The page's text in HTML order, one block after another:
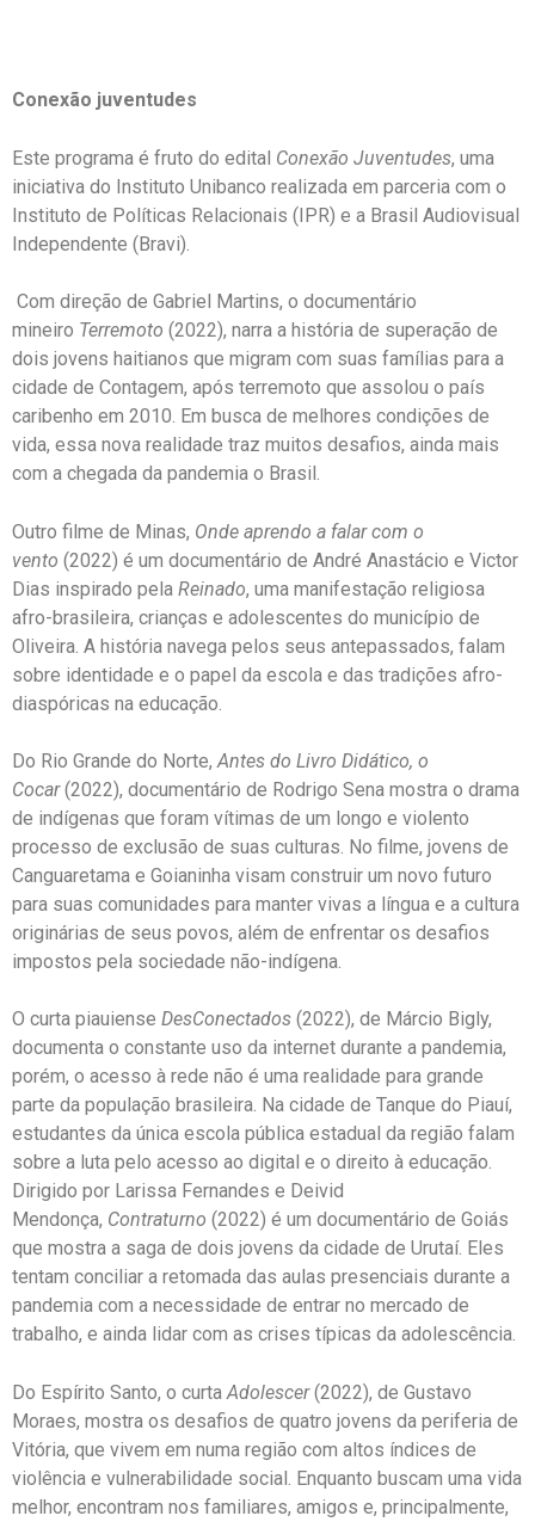
Conexão juventudes
Este programa é fruto do edital Conexão Juventudes, uma
iniciativa do Instituto Unibanco realizada em parceria com o
Instituto de Políticas Relacionais (IPR) e a Brasil Audiovisual
Independente (Bravi).
Com direção de Gabriel Martins, o documentário
mineiro Terremoto (2022), narra a história de superação de
dois jovens haitianos que migram com suas famílias para a
cidade de Contagem, após terremoto que assolou o país
caribenho em 2010. Em busca de melhores condições de
vida, essa nova realidade traz muitos desafios, ainda mais
com a chegada da pandemia o Brasil.
Outro filme de Minas, Onde aprendo a falar com o
vento (2022) é um documentário de André Anastácio e Victor
Dias inspirado pela Reinado, uma manifestação religiosa
afro-brasileira, crianças e adolescentes do município de
Oliveira. A história navega pelos seus antepassados, falam
sobre identidade e o papel da escola e das tradições afro-
diaspóricas na educação.
Do Rio Grande do Norte,Antes do Livro Didático, o
Cocar(2022), documentário de Rodrigo Sena mostra o drama
de indígenas que foram vítimas de um longo e violento
processo de exclusão de suas culturas. No filme, jovens de
Canguaretama e Goianinha visam construir um novo futuro
para suas comunidades para manter vivas a língua e a cultura
originárias de seus povos, além de enfrentar os desafios
impostos pela sociedade não-indígena.
O curta piauiense DesConectados (2022), de Márcio Bigly,
documenta o constante uso da internet durante a pandemia,
porém, o acesso à rede não é uma realidade para grande
parte da população brasileira. Na cidade de Tanque do Piauí,
estudantes da única escola pública estadual da região falam
sobre a luta pelo acesso ao digital e o direito à educação.
Dirigido por Larissa Fernandes e Deivid
Mendonça, Contraturno (2022) é um documentário de Goiás
que mostra a saga de dois jovens da cidade de Urutaí. Eles
tentam conciliar a retomada das aulas presenciais durante a
pandemia com a necessidade de entrar no mercado de
trabalho, e ainda lidar com as crises típicas da adolescência.
Do Espírito Santo, o curta Adolescer(2022), de Gustavo
Moraes, mostra os desafios de quatro jovens da periferia de
Vitória, que vivem em numa região com altos índices de
violência e vulnerabilidade social. Enquanto buscam uma vida
melhor, encontram nos familiares, amigos e, principalmente,